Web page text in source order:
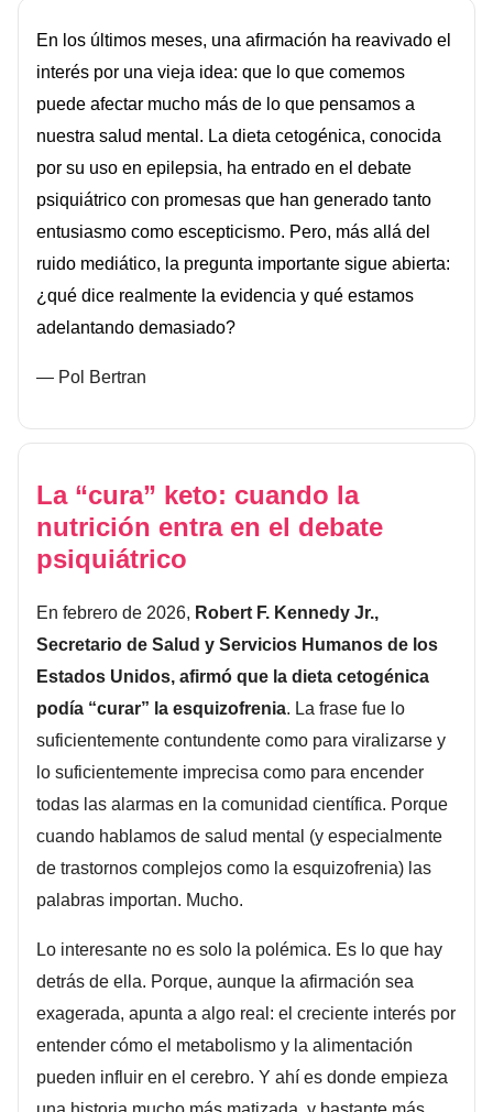
En los últimos meses, una afirmación ha reavivado el
interés por una vieja idea: que lo que comemos
puede afectar mucho más de lo que pensamos a
nuestra salud mental. La dieta cetogénica, conocida
por su uso en epilepsia, ha entrado en el debate
psiquiátrico con promesas que han generado tanto
entusiasmo como escepticismo. Pero, más allá del
ruido mediático, la pregunta importante sigue abierta:
¿qué dice realmente la evidencia y qué estamos
adelantando demasiado?
— Pol Bertran
La “cura” keto: cuando la
nutrición entra en el debate
psiquiátrico
En febrero de 2026, Robert F. Kennedy Jr.,
Secretario de Salud y Servicios Humanos de los
Estados Unidos, afirmó que la dieta cetogénica
podía “curar” la esquizofrenia. La frase fue lo
suficientemente contundente como para viralizarse y
lo suficientemente imprecisa como para encender
todas las alarmas en la comunidad científica. Porque
cuando hablamos de salud mental (y especialmente
de trastornos complejos como la esquizofrenia) las
palabras importan. Mucho.
Lo interesante no es solo la polémica. Es lo que hay
detrás de ella. Porque, aunque la afirmación sea
exagerada, apunta a algo real: el creciente interés por
entender cómo el metabolismo y la alimentación
pueden influir en el cerebro. Y ahí es donde empieza